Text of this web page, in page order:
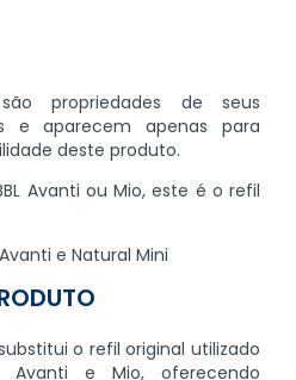
propriedades de seus
e aparecem apenas para
deste produto.
Avanti ou Mio, este é o refil
e Natural Mini
o refil original utilizado
Avanti e Mio, oferecendo